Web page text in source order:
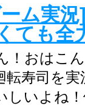
ーム実
ても全
！おはこ
転寿司を
しいよね